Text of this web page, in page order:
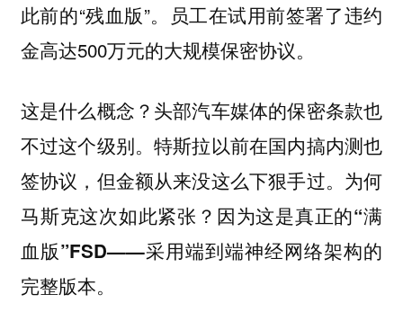
此前的“残血版”。员工在试用前签署了违约
金高达500万元的大规模保密协议。
这是什么概念？头部汽车媒体的保密条款也
不过这个级别。特斯拉以前在国内搞内测也
签协议，但金额从来没这么下狠手过。 为何
马斯克这次如此紧张？因为这是真正的“满
血版”FSD——采用端到端神经网络架构的
完整版本。